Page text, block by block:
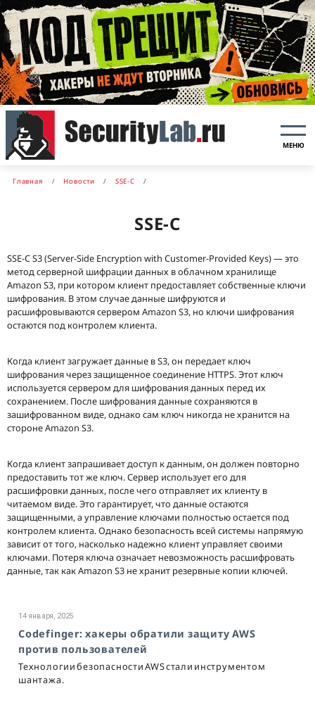
МЕНЮ
Главная Новости SSE-C
SSE-C
SSE-C S3 (Server-Side Encryption with Customer-Provided Keys) — это
метод серверной шифрации данных в облачном хранилище
Amazon S3, при котором клиент предоставляет собственные ключи
шифрования. В этом случае данные шифруются и
расшифровываются сервером Amazon S3, но ключи шифрования
остаются под контролем клиента.
Когда клиент загружает данные в S3, он передает ключ
шифрования через защищенное соединение HTTPS. Этот ключ
используется сервером для шифрования данных перед их
сохранением. После шифрования данные сохраняются в
зашифрованном виде, однако сам ключ никогда не хранится на
стороне Amazon S3.
Когда клиент запрашивает доступ к данным, он должен повторно
предоставить тот же ключ. Сервер использует его для
расшифровки данных, после чего отправляет их клиенту в
читаемом виде. Это гарантирует, что данные остаются
защищенными, а управление ключами полностью остается под
контролем клиента. Однако безопасность всей системы напрямую
зависит от того, насколько надежно клиент управляет своими
ключами. Потеря ключа означает невозможность расшифровать
данные, так как Amazon S3 не хранит резервные копии ключей.
14 января, 2025
Codefinger: хакеры обратили защиту AWS
против пользователей
Технологии безопасности AWS стали инструментом
шантажа.